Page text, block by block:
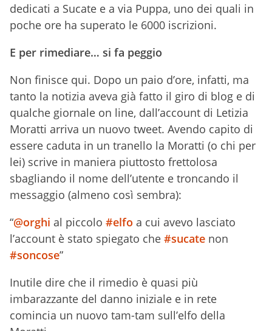
dedicati a Sucate e a via Puppa, uno dei quali in
poche ore ha superato le 6000 iscrizioni.
E per rimediare… si fa peggio
Non finisce qui. Dopo un paio d’ore, infatti, ma
tanto la notizia aveva già fatto il giro di blog e di
qualche giornale on line, dall’account di Letizia
Moratti arriva un nuovo tweet. Avendo capito di
essere caduta in un tranello la Moratti (o chi per
lei) scrive in maniera piuttosto frettolosa
sbagliando il nome dell’utente e troncando il
messaggio (almeno così sembra):
“@orghi al piccolo #elfo a cui avevo lasciato
l’account è stato spiegato che #sucate non
#soncose”
Inutile dire che il rimedio è quasi più
imbarazzante del danno iniziale e in rete
comincia un nuovo tam-tam sull’elfo della